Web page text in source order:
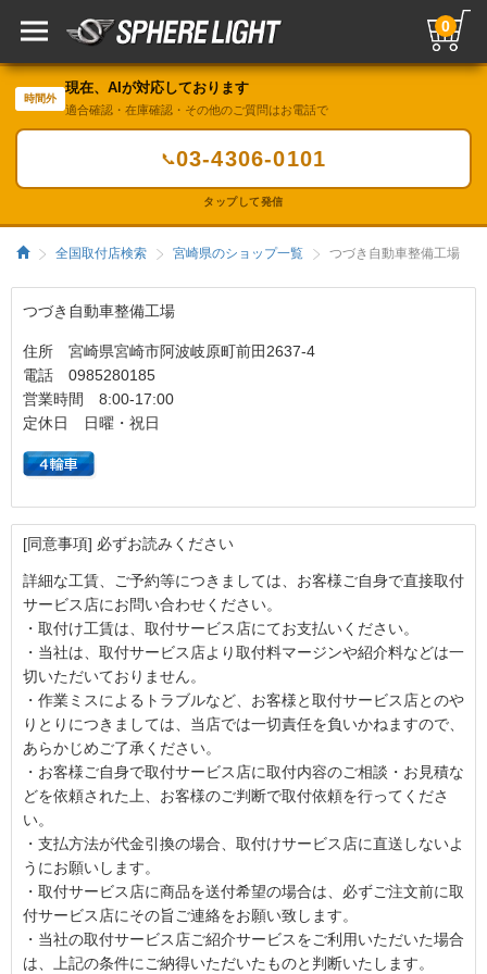
0
時間外
現在、AIが対応しております
適合確認・在庫確認・その他のご質問はお電話で
📞03-4306-0101
タップして発信
全国取付店検索 宮崎県のショップ一覧 つづき自動車整備工場
つづき自動車整備工場
住所 宮崎県宮崎市阿波岐原町前田2637-4
電話 0985280185
営業時間 8:00-17:00
定休日 日曜・祝日
[同意事項] 必ずお読みください
詳細な工賃、ご予約等につきましては、お客様ご自身で直接取付
サービス店にお問い合わせください。
・取付け工賃は、取付サービス店にてお支払いください。
・当社は、取付サービス店より取付料マージンや紹介料などは一
切いただいておりません。
・作業ミスによるトラブルなど、お客様と取付サービス店とのや
りとりにつきましては、当店では一切責任を負いかねますので、
あらかじめご了承ください。
・お客様ご自身で取付サービス店に取付内容のご相談・お見積な
どを依頼された上、お客様のご判断で取付依頼を行ってくださ
い。
・支払方法が代金引換の場合、取付けサービス店に直送しないよ
うにお願いします。
・取付サービス店に商品を送付希望の場合は、必ずご注文前に取
付サービス店にその旨ご連絡をお願い致します。
・当社の取付サービス店ご紹介サービスをご利用いただいた場合
は、上記の条件にご納得いただいたものと判断いたします。